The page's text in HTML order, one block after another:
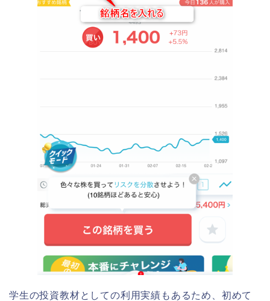
学生の投資教材としての利用実績もあるため、初めて